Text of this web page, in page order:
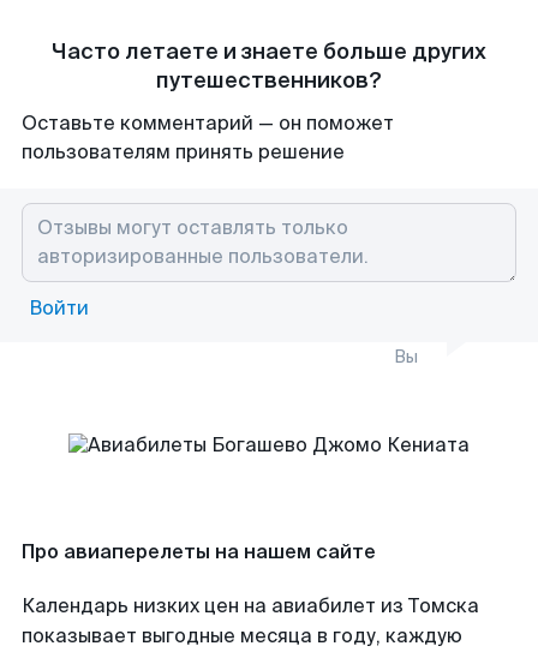
Часто летаете и знаете больше других
путешественников?
Оставьте комментарий — он поможет
пользователям принять решение
Войти
Вы
Про авиаперелеты на нашем сайте
Календарь низких цен на авиабилет из Томска
показывает выгодные месяца в году, каждую